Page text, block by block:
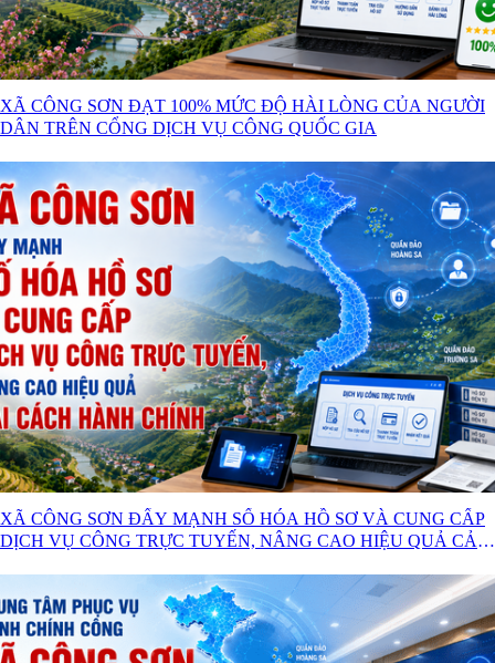
XÃ CÔNG SƠN ĐẠT 100% MỨC ĐỘ HÀI LÒNG CỦA NGƯỜI
DÂN TRÊN CỔNG DỊCH VỤ CÔNG QUỐC GIA
XÃ CÔNG SƠN ĐẨY MẠNH SỐ HÓA HỒ SƠ VÀ CUNG CẤP
DỊCH VỤ CÔNG TRỰC TUYẾN, NÂNG CAO HIỆU QUẢ CẢI